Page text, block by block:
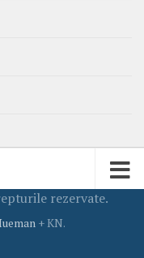
rezervate.
+ KN.